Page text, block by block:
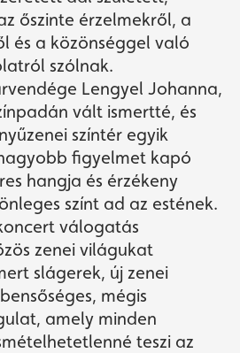
őszinte érzelmekről, a
és a közönséggel való
szólnak.
Lengyel Johanna,
vált ismertté, és
színtér egyik
figyelmet kapó
hangja és érzékeny
színt ad az estének.
válogatás
zenei világukat
slágerek, új zenei
mégis
amely minden
teszi az